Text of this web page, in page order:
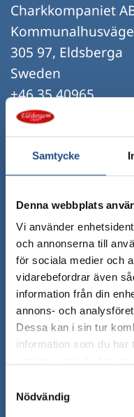
Samtycke
Denna webbplats
Vi använder
och annonserna till
för sociala medier och
vidarebefordrar även
information från din
annons- och
Dessa kan i sin tur
information som du har
Nödvändig
Charkkompaniet
305 97, Eldsberga
Sweden
+46 35 40965
Org.nummer: